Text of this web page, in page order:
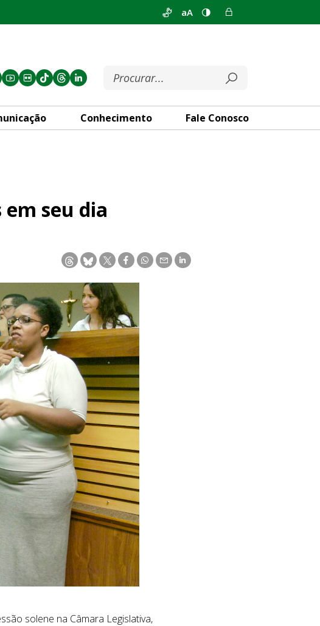
aA
Conhecimento Fale Conosco
seu dia
solene na Câmara Legislativa,